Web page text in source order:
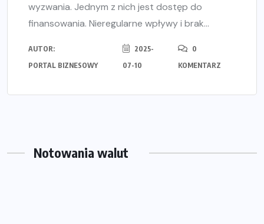
wyzwania. Jednym z nich jest dostęp do
finansowania. Nieregularne wpływy i brak...
AUTOR:
PORTAL BIZNESOWY
2025-
07-10
0
KOMENTARZ
Notowania walut